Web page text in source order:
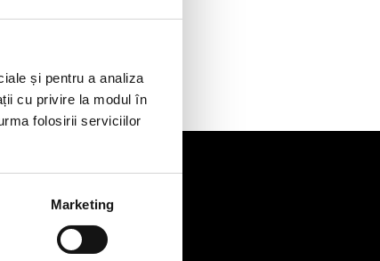
și pentru a analiza
cu privire la modul în
folosirii serviciilor
Marketing
Contact